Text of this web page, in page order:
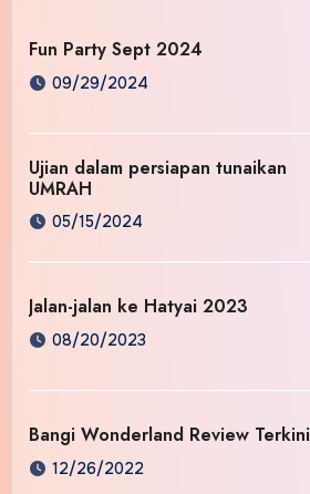
Fun Party Sept 2024
09/29/2024
Ujian dalam persiapan tunaikan
UMRAH
05/15/2024
Jalan-jalan ke Hatyai 2023
08/20/2023
Bangi Wonderland Review Terkini
12/26/2022